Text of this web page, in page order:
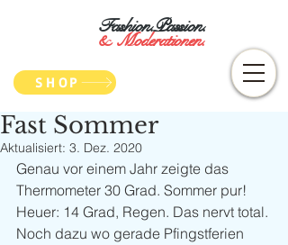
Fashion.Passion.
&Moderationen.
SHOP
Fast Sommer
Aktualisiert: 3. Dez. 2020
Genau vor einem Jahr zeigte das
Thermometer 30 Grad. Sommer pur!
Heuer: 14 Grad, Regen. Das nervt total.
Noch dazu wo gerade Pfingstferien